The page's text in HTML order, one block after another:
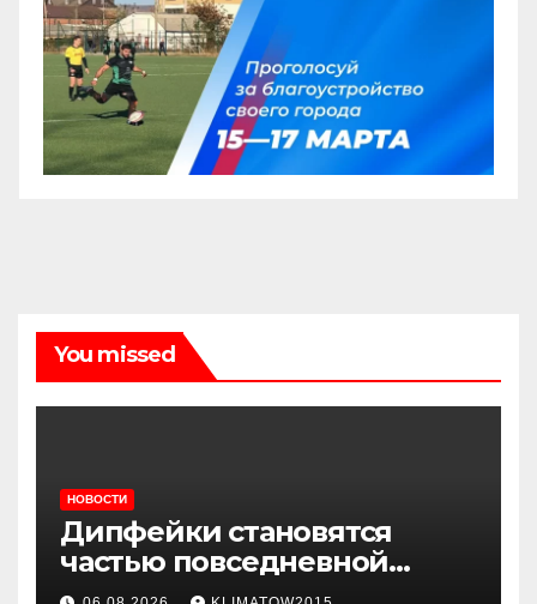
You missed
НОВОСТИ
Дипфейки становятся
частью повседневной
жизни: почему жителям